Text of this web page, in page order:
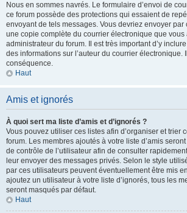
Nous en sommes navrés. Le formulaire d’envoi de
ce forum possède des protections qui essaient de
envoyant de tels messages. Vous devriez envoyer
une copie complète du courrier électronique que vous
administrateur du forum. Il est très important d’y
des informations sur l’auteur du courrier électronique.
conséquence.
Haut
Amis et ignorés
À quoi sert ma liste d’amis et d’ignorés ?
Vous pouvez utiliser ces listes afin d’organiser et trier
forum. Les membres ajoutés à votre liste d’amis
de contrôle de l’utilisateur afin de consulter
leur envoyer des messages privés. Selon le style
par ces utilisateurs peuvent éventuellement être mis
ajoutez un utilisateur à votre liste d’ignorés, tous les
seront masqués par défaut.
Haut